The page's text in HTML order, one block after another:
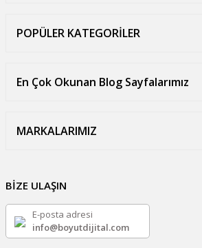
POPÜLER KATEGORİLER
En Çok Okunan Blog Sayfalarımız
MARKALARIMIZ
BİZE ULAŞIN
E-posta adresi
info@boyutdijital.com